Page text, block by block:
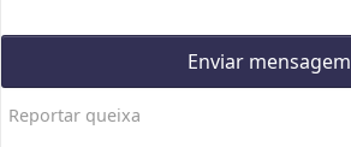
Enviar mensagem
Reportar queixa